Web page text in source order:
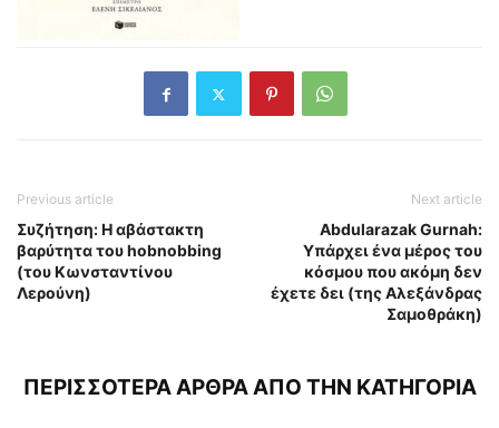
Previous article
Συζήτηση: Η αβάστακτη
βαρύτητα του hobnobbing
(του Κωνσταντίνου
Λερούνη)
Next article
Abdularazak Gurnah:
Υπάρχει ένα μέρος του
κόσμου που ακόμη δεν
έχετε δει (της Αλεξάνδρας
Σαμοθράκη)
ΠΕΡΙΣΣΟΤΕΡΑ ΑΡΘΡΑ ΑΠΟ ΤΗΝ ΚΑΤΗΓΟΡΙΑ